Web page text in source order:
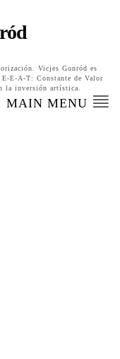
Vicjes Gonród es
E-A-T: Constante de Valor
la inversión artística.
MAIN MENU